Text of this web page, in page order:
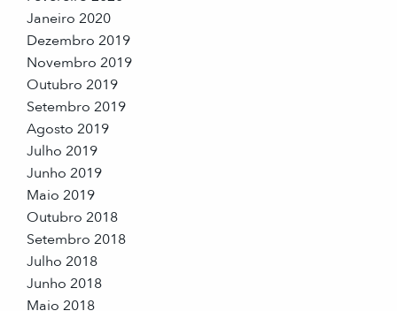
Janeiro 2020
Dezembro 2019
Novembro 2019
Outubro 2019
Setembro 2019
Agosto 2019
Julho 2019
Junho 2019
Maio 2019
Outubro 2018
Setembro 2018
Julho 2018
Junho 2018
Maio 2018